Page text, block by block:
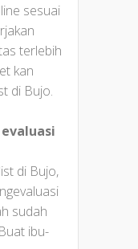
sesuai
terlebih
kan
di Bujo.
di Bujo,
sudah
ibu-